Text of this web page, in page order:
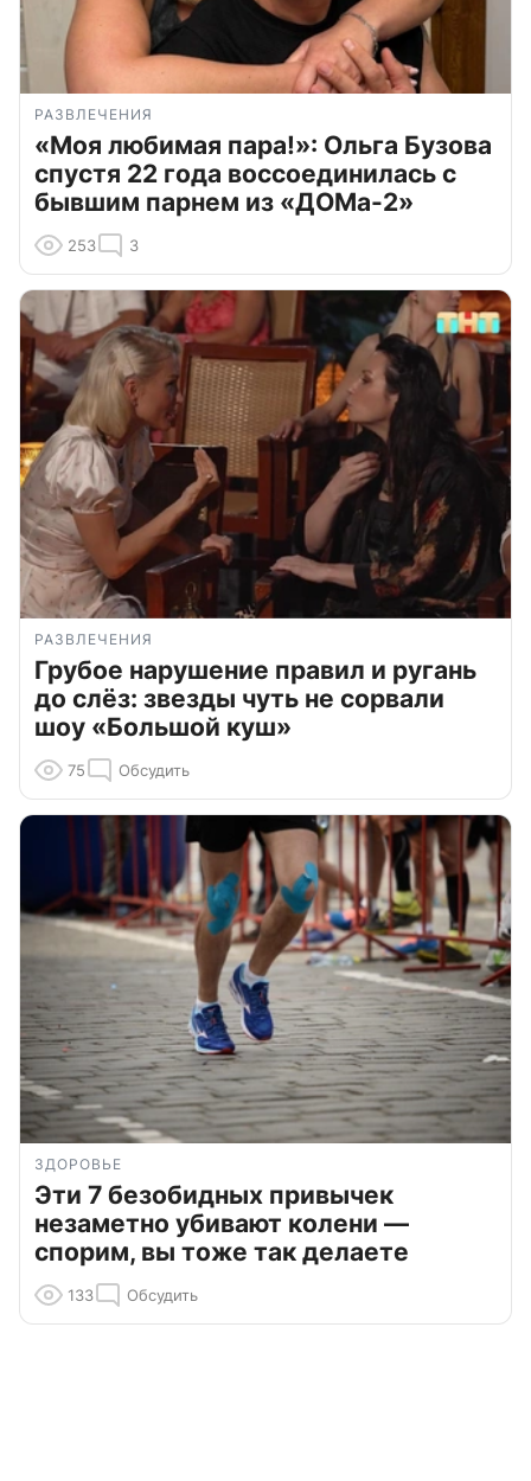
РАЗВЛЕЧЕНИЯ
«Моя любимая пара!»: Ольга Бузова
спустя 22 года воссоединилась с
бывшим парнем из «ДОМа-2»
253 3
РАЗВЛЕЧЕНИЯ
Грубое нарушение правил и ругань
до слёз: звезды чуть не сорвали
шоу «Большой куш»
75 Обсудить
ЗДОРОВЬЕ
Эти 7 безобидных привычек
незаметно убивают колени —
спорим, вы тоже так делаете
133 Обсудить